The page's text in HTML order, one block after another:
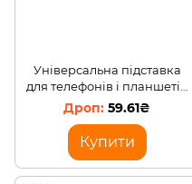
Універсальна підставка
для телефонів і планшетів
S059 Білий (X05/4196)
59.61₴
Купити